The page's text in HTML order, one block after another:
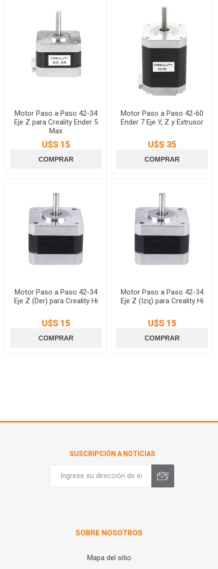
Motor Paso a Paso 42-34
Eje Z para Creality Ender 5
Max
U$S 15
Motor Paso a Paso 42-60
Ender 7 Eje Y, Z y Extrusor
U$S 35
Motor Paso a Paso 42-34
Eje Z (Der) para Creality Hi
U$S 15
Motor Paso a Paso 42-34
Eje Z (Izq) para Creality Hi
U$S 15
SUSCRIPCIÓN A NOTICIAS
SOBRE NOSOTROS
Mapa del sitio